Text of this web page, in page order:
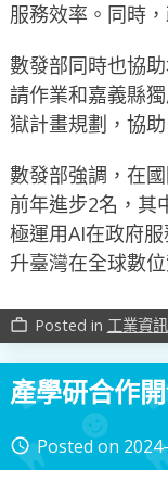
服務效率。同時
數發部同時也協
請作業和嘉義縣
獄計畫規劃，協
數發部強調，在
前年進步2名，其
極運用AI在政府
升臺灣在全球數
work_outline Posted in 工業資訊
產學研合作
access_time Posted on